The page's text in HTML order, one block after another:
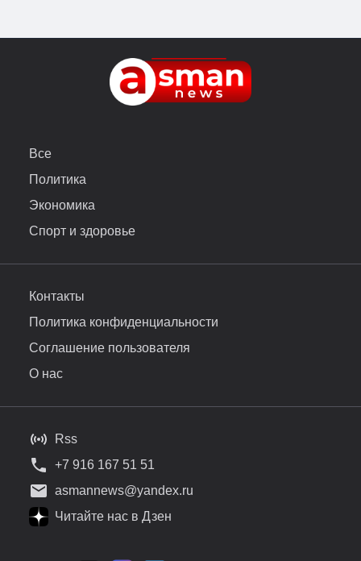
Все
Политика
Экономика
Спорт и здоровье
Контакты
Политика конфиденциальности
Соглашение пользователя
О нас
Rss
+7 916 167 51 51
asmannews@yandex.ru
Читайте нас в Дзен